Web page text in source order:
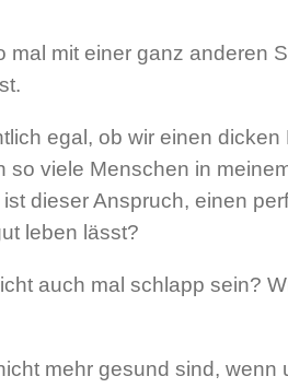
mal mit einer ganz anderen
egal, ob wir einen
so viele Menschen in
dieser Anspruch, einen
leben lässt?
auch mal schlapp sein?
mehr gesund sind,